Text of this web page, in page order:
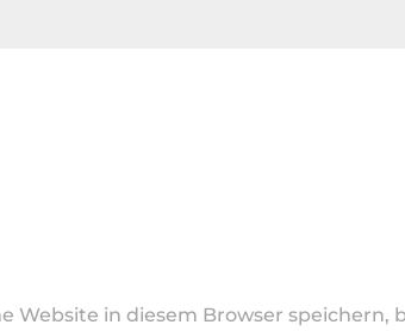
Website in diesem Browser speichern,